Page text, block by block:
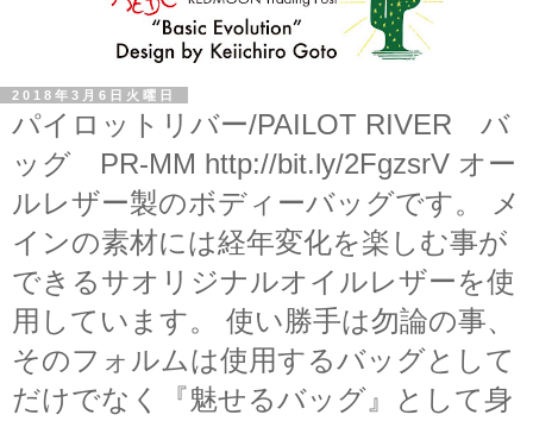
2018年3月6日火曜日
パイロットリバー/PAILOT RIVER バ
ッグ PR-MM http://bit.ly/2FgzsrV オー
ルレザー製のボディーバッグです。 メ
インの素材には経年変化を楽しむ事が
できるサオリジナルオイルレザーを使
用しています。 使い勝手は勿論の事、
そのフォルムは使用するバッグとして
だけでなく『魅せるバッグ』として身